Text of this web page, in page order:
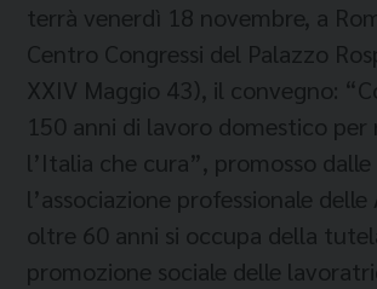
terrà venerdì 18 novembre, a
Centro Congressi del Palazzo
XXIV Maggio 43), il convegno:
150 anni di lavoro domestico per
l’Italia che cura”, promosso dalle
l’associazione professionale delle
oltre 60 anni si occupa della
promozione sociale delle